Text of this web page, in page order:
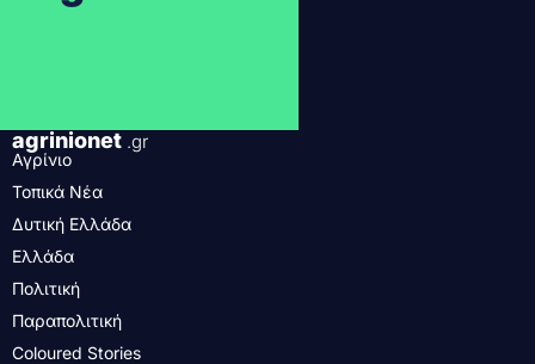
agrinionet .gr
Αγρίνιο
Τοπικά Νέα
Δυτική Ελλάδα
Ελλάδα
Πολιτική
Παραπολιτική
Coloured Stories